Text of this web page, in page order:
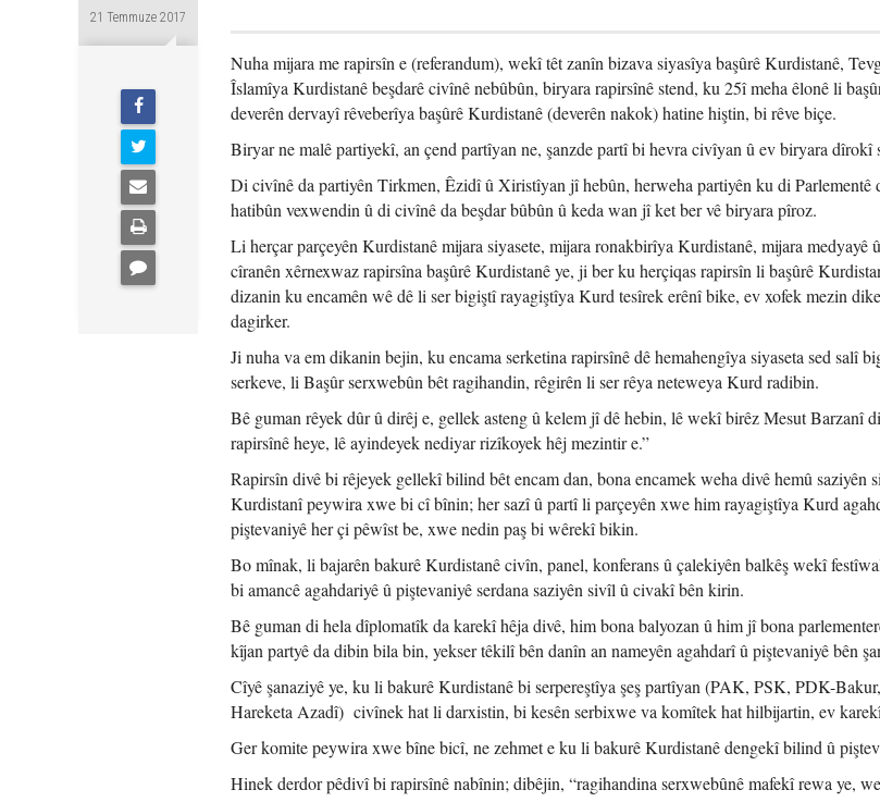
21 Temmuze 2017
Nuha mijara me rapirsîn e (referandum), wekî têt zanîn bizava siyasîya başûrê Kurdistanê,
Îslamîya Kurdistanê beşdarê civînê nebûbûn, biryara rapirsînê stend, ku 25î meha êlonê li
deverên dervayî rêveberîya başûrê Kurdistanê (deverên nakok) hatine hiştin, bi rêve biçe.
Biryar ne malê partiyekî, an çend partîyan ne, şanzde partî bi hevra civîyan û ev biryara dîrokî
Di civînê da partiyên Tirkmen, Êzidî û Xiristîyan jî hebûn, herweha partiyên ku di Parlementê
hatibûn vexwendin û di civînê da beşdar bûbûn û keda wan jî ket ber vê biryara pîroz.
Li herçar parçeyên Kurdistanê mijara siyasete, mijara ronakbirîya Kurdistanê, mijara medyayê
cîranên xêrnexwaz rapirsîna başûrê Kurdistanê ye, ji ber ku herçiqas rapirsîn li başûrê
dizanin ku encamên wê dê li ser bigiştî rayagiştîya Kurd tesîrek erênî bike, ev xofek mezin
dagirker.
Ji nuha va em dikanin bejin, ku encama serketina rapirsînê dê hemahengîya siyaseta sed salî
serkeve, li Başûr serxwebûn bêt ragihandin, rêgirên li ser rêya neteweya Kurd radibin.
Bê guman rêyek dûr û dirêj e, gellek asteng û kelem jî dê hebin, lê wekî birêz Mesut Barzanî
rapirsînê heye, lê ayindeyek nediyar rizîkoyek hêj mezintir e.”
Rapirsîn divê bi rêjeyek gellekî bilind bêt encam dan, bona encamek weha divê hemû saziyên
Kurdistanî peywira xwe bi cî bînin; her sazî û partî li parçeyên xwe him rayagiştîya Kurd
piştevaniyê her çi pêwîst be, xwe nedin paş bi wêrekî bikin.
Bo mînak, li bajarên bakurê Kurdistanê civîn, panel, konferans û çalekiyên balkêş wekî
bi amancê agahdariyê û piştevaniyê serdana saziyên sivîl û civakî bên kirin.
Bê guman di hela dîplomatîk da karekî hêja divê, him bona balyozan û him jî bona
kîjan partyê da dibin bila bin, yekser têkilî bên danîn an nameyên agahdarî û piştevaniyê bên
Cîyê şanaziyê ye, ku li bakurê Kurdistanê bi serpereştîya şeş partîyan (PAK, PSK, PDK-
Hareketa Azadî) civînek hat li darxistin, bi kesên serbixwe va komîtek hat hilbijartin, ev
Ger komite peywira xwe bîne bicî, ne zehmet e ku li bakurê Kurdistanê dengekî bilind û
Hinek derdor pêdivî bi rapirsînê nabînin; dibêjin, “ragihandina serxwebûnê mafekî rewa ye,